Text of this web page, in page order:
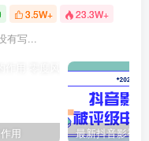
3.5W+ 23.3W+
有写...
用